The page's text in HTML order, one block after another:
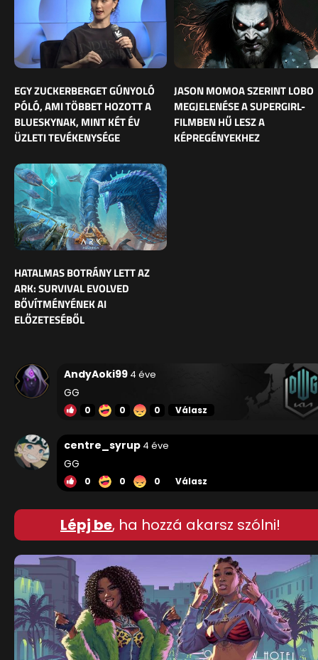
EGY ZUCKERBERGET GÚNYOLÓ
PÓLÓ, AMI TÖBBET HOZOTT A
BLUESKYNAK, MINT KÉT ÉV
ÜZLETI TEVÉKENYSÉGE
JASON MOMOA SZERINT LOBO
MEGJELENÉSE A SUPERGIRL-
FILMBEN HŰ LESZ A
KÉPREGÉNYEKHEZ
HATALMAS BOTRÁNY LETT AZ
ARK: SURVIVAL EVOLVED
BŐVÍTMÉNYÉNEK AI
ELŐZETESÉBŐL
AndyAoki99 4 éve
GG
0 0 0 Válasz
centre_syrup 4 éve
GG
0 0 0 Válasz
Lépj be, ha hozzá akarsz szólni!